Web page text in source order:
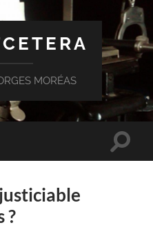
MORÉAS
Toggle
?